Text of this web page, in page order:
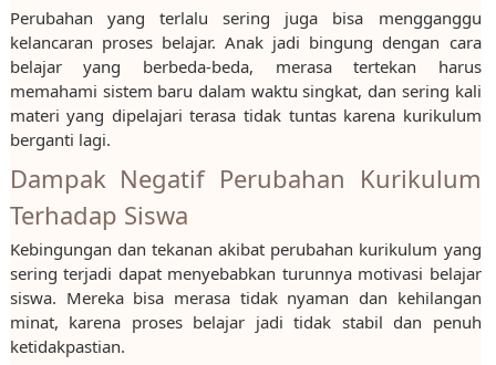
Perubahan yang terlalu sering juga bisa mengganggu
kelancaran proses belajar. Anak jadi bingung dengan cara
belajar yang berbeda-beda, merasa tertekan harus
memahami sistem baru dalam waktu singkat, dan sering kali
materi yang dipelajari terasa tidak tuntas karena kurikulum
berganti lagi.
Dampak Negatif Perubahan Kurikulum
Terhadap Siswa
Kebingungan dan tekanan akibat perubahan kurikulum yang
sering terjadi dapat menyebabkan turunnya motivasi belajar
siswa. Mereka bisa merasa tidak nyaman dan kehilangan
minat, karena proses belajar jadi tidak stabil dan penuh
ketidakpastian.